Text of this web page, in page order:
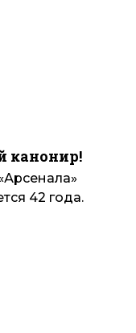
канонир!
42 года.